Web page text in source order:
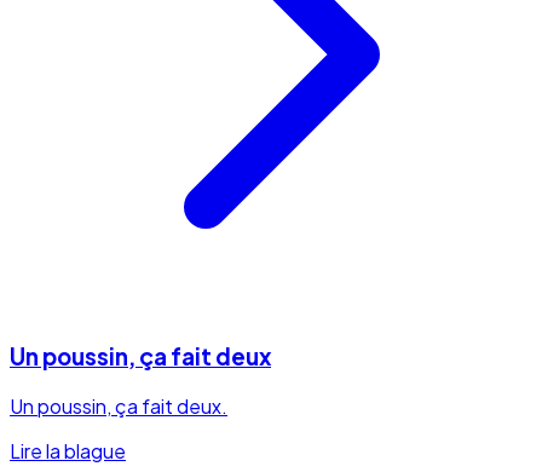
Un poussin, ça fait deux
Un poussin, ça fait deux.
Lire la blague